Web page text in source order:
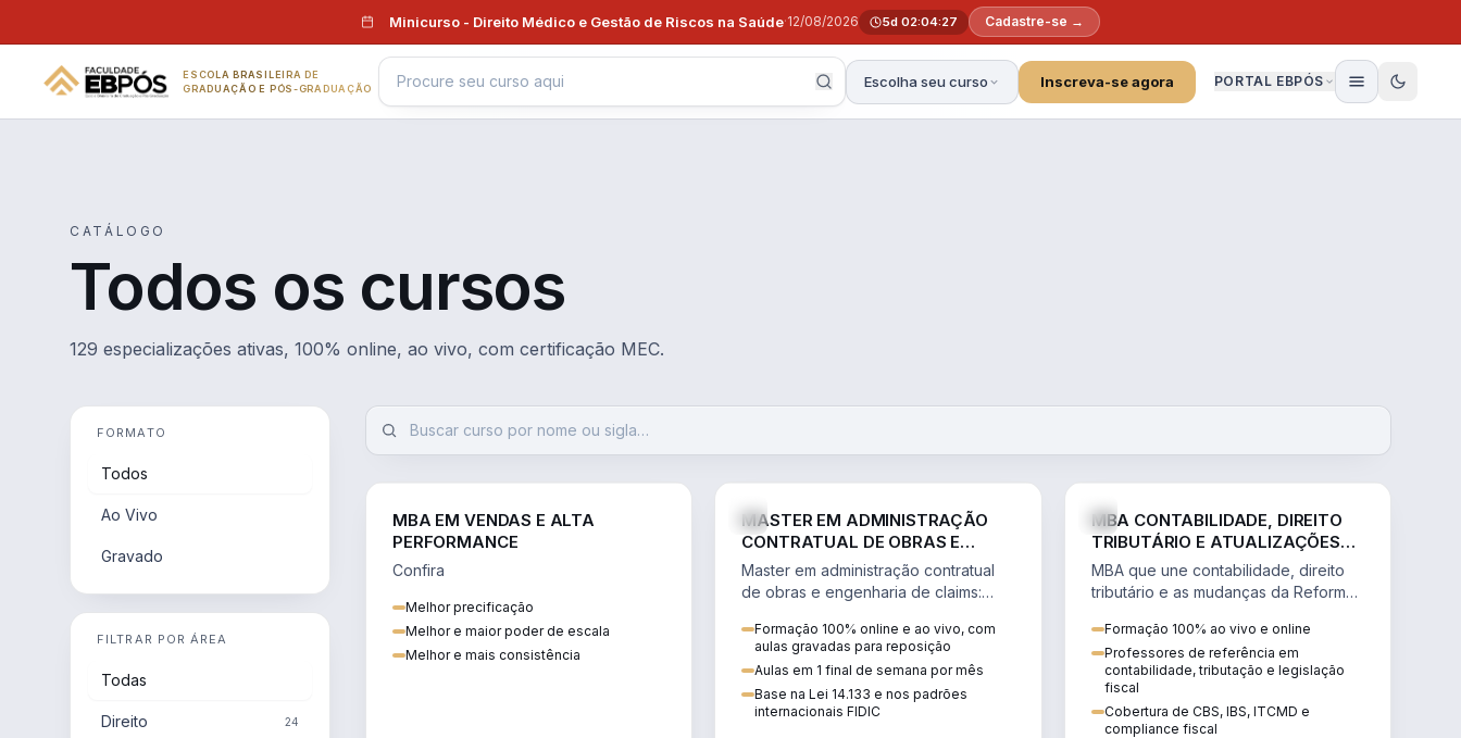
Minicurso - Direito Médico e Gestão de Riscos na Saúde·12/08/2026 5d 02:04:26 Cadastre-se →
ESCOLA BRASILEIRA DE
GRADUAÇÃO E PÓS-GRADUAÇÃO
Escolha seu curso Inscreva-se agora PORTAL EBPÓS
CATÁLOGO
Todos os cursos
129 especializações ativas, 100% online, ao vivo, com certificação MEC.
FORMATO
Todos
Ao Vivo
Gravado
FILTRAR POR ÁREA
Todas
Direito 24
MBA EM VENDAS E ALTA
PERFORMANCE
Confira
Melhor precificação
Melhor e maior poder de escala
Melhor e mais consistência
MASTER EM ADMINISTRAÇÃO
CONTRATUAL DE OBRAS E
ENGENHARIA DE CLAIMS
Master em administração contratual
de obras e engenharia de claims:
pleitos, delay analysis e FIDIC.
Formação 100% online e ao vivo, com
aulas gravadas para reposição
Aulas em 1 final de semana por mês
Base na Lei 14.133 e nos padrões
internacionais FIDIC
MBA CONTABILIDADE, DIREITO
TRIBUTÁRIO E ATUALIZAÇÕES
DA REFORMA TRIBUTÁRIA
MBA que une contabilidade, direito
tributário e as mudanças da Reforma
estratégica no novo cenário.
Formação 100% ao vivo e online
Professores de referência em
contabilidade, tributação e legislação
fiscal
Cobertura de CBS, IBS, ITCMD e
compliance fiscal